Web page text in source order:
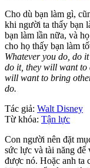
Cho dù bạn làm gì,
khi người ta thấy bạn
bạn làm lần nữa, và
cho họ thấy bạn làm
Whatever you do, do
do it, they will want to
will want to bring
do.
Tác giả: Walt Disney
Từ khóa: Tận lực
Con người nên đặt
sức lực và tài năng
được nó. Hoặc anh ta